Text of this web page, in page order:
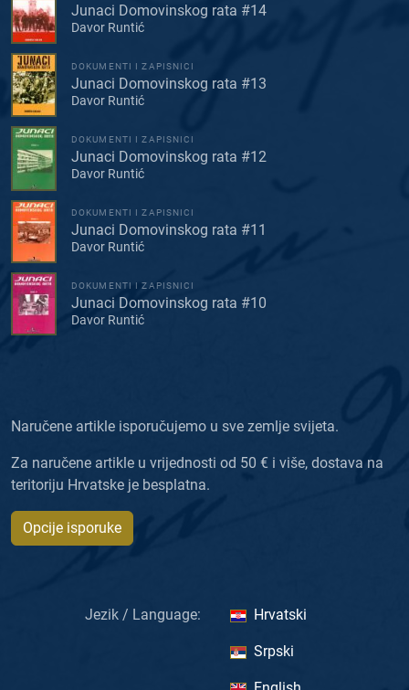
Junaci Domovinskog rata #14
Davor Runtić
DOKUMENTI I ZAPISNICI
Junaci Domovinskog rata #13
Davor Runtić
DOKUMENTI I ZAPISNICI
Junaci Domovinskog rata #12
Davor Runtić
DOKUMENTI I ZAPISNICI
Junaci Domovinskog rata #11
Davor Runtić
DOKUMENTI I ZAPISNICI
Junaci Domovinskog rata #10
Davor Runtić
Naručene artikle isporučujemo u sve zemlje svijeta.
Za naručene artikle u vrijednosti od 50 € i više, dostava na
teritoriju Hrvatske je besplatna.
Opcije isporuke
Jezik / Language: Hrvatski
Srpski